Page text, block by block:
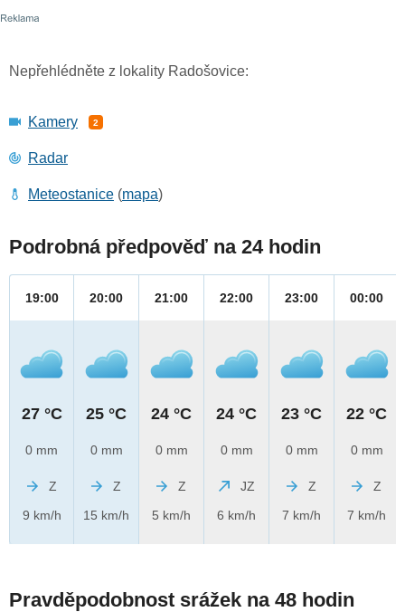
Nepřehlédněte z lokality Radošovice:
Kamery 2
Radar
Meteostanice (mapa)
Podrobná předpověď na 24 hodin
19:00
27 °C
0 mm
Z
9 km/h
20:00
25 °C
0 mm
Z
15 km/h
21:00
24 °C
0 mm
Z
5 km/h
22:00
24 °C
0 mm
JZ
6 km/h
23:00
23 °C
0 mm
Z
7 km/h
00:00
22 °C
0 mm
Z
7 km/h
Pravděpodobnost srážek na 48 hodin